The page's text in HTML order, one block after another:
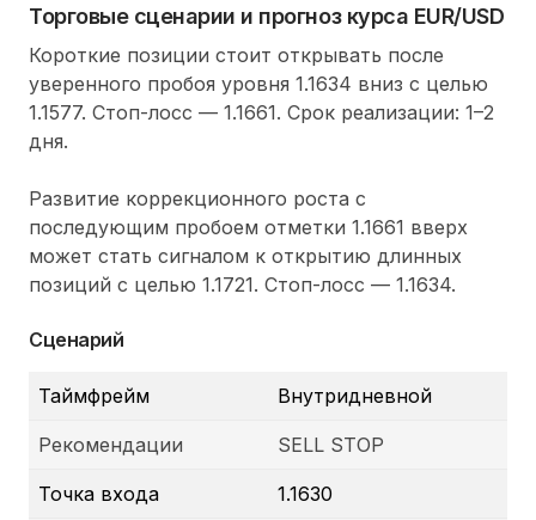
Торговые сценарии и прогноз курса EUR/USD
Короткие позиции стоит открывать после
уверенного пробоя уровня 1.1634 вниз с целью
1.1577. Стоп-лосс — 1.1661. Срок реализации: 1–2
дня.
Развитие коррекционного роста с
последующим пробоем отметки 1.1661 вверх
может стать сигналом к открытию длинных
позиций с целью 1.1721. Стоп-лосс — 1.1634.
Сценарий
Таймфрейм Внутридневной
Рекомендации SELL STOP
Точка входа 1.1630